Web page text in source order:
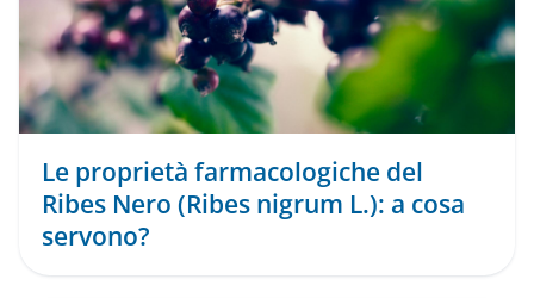
Le proprietà farmacologiche del
Ribes Nero (Ribes nigrum L.): a cosa
servono?